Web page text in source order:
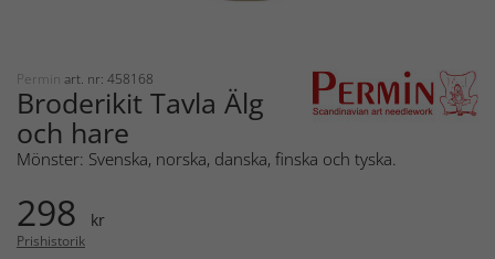
Permin art. nr: 458168
Broderikit Tavla Älg
och hare
Mönster: Svenska, norska, danska, finska och tyska.
298 kr
Prishistorik